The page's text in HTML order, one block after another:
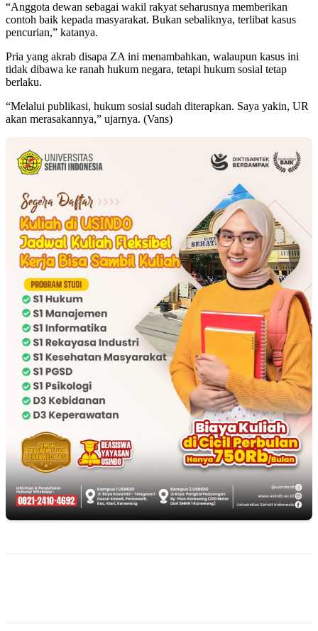
“Anggota dewan sebagai wakil rakyat seharusnya memberikan
contoh baik kepada masyarakat. Bukan sebaliknya, terlibat kasus
pencurian,” katanya.
Pria yang akrab disapa ZA ini menambahkan, walaupun kasus ini
tidak dibawa ke ranah hukum negara, tetapi hukum sosial tetap
berlaku.
“Melalui publikasi, hukum sosial sudah diterapkan. Saya yakin, UR
akan merasakannya,” ujarnya. (Vans)